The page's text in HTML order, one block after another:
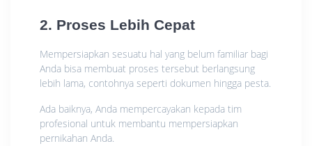
2. Proses Lebih Cepat
Mempersiapkan sesuatu hal yang belum familiar bagi
Anda bisa membuat proses tersebut berlangsung
lebih lama, contohnya seperti dokumen hingga pesta.
Ada baiknya, Anda mempercayakan kepada tim
profesional untuk membantu mempersiapkan
pernikahan Anda.